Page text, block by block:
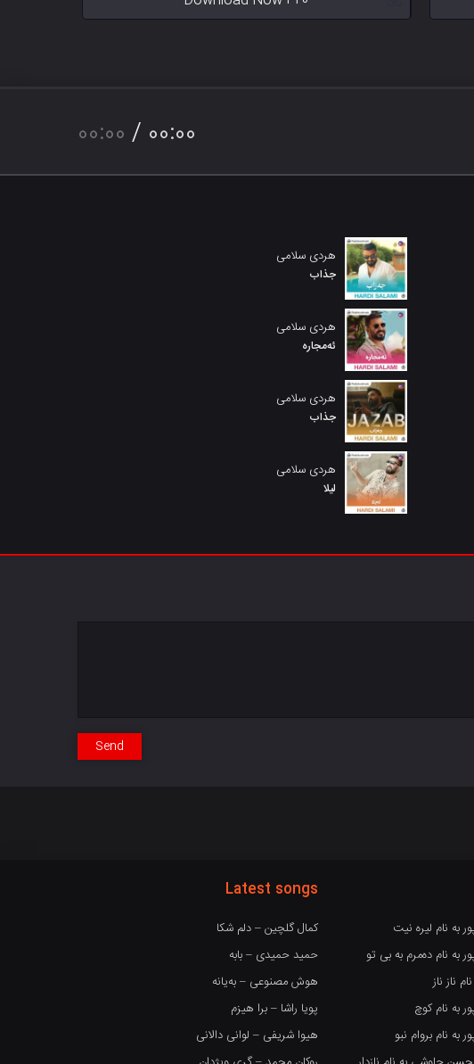
00:00 / 00:00
هردی سلامی
جذاب
هردی سلامی
ئەمجارە
هردی سلامی
جذاب
هردی سلامی
لیلا
Send
به نام لیره نیت
به نام دەمرم بە بی تو
ناز ناز
به نام کوچ
به نام بروام نبو
Latest songs
کمال گلچین – دلم شکا
حمید حمیدی – بابه
هوش مصنوعی – بەیانە
پویا راشا – برا هیزم
هیوا شریفی – لوانی دالانی